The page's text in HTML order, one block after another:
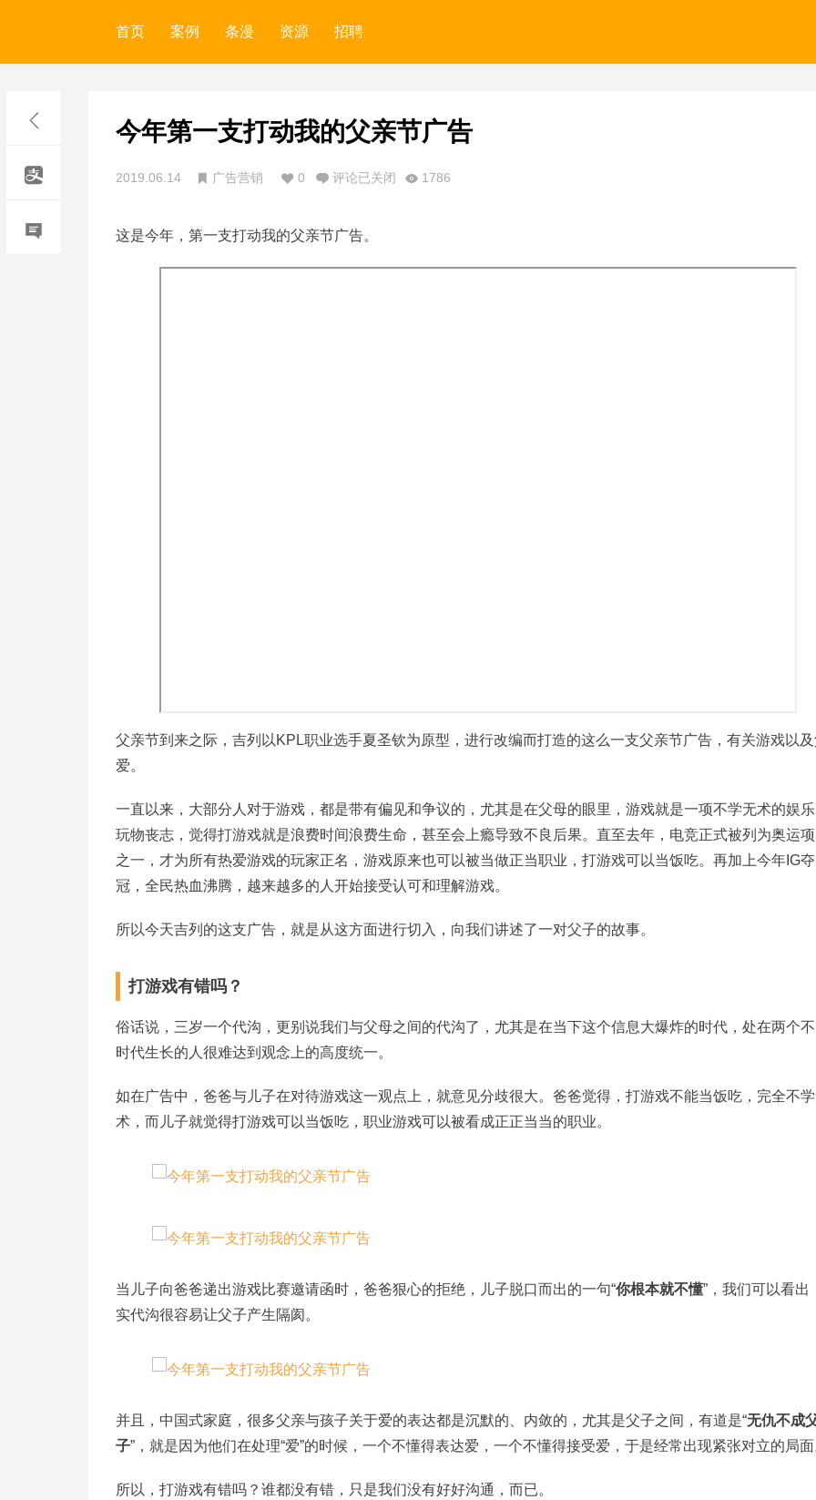
首页 案例 条漫 资源 招聘
今年第一支打动我的父亲节广告
2019.06.14 广告营销 0 评论已关闭 1786
这是今年，第一支打动我的父亲节广告。
父亲节到来之际，吉列以KPL职业选手夏圣钦为原型，进行改编而打造的这么一支父亲节广告，有关游戏以
爱。
一直以来，大部分人对于游戏，都是带有偏见和争议的，尤其是在父母的眼里，游戏就是一项不学无术的娱
玩物丧志，觉得打游戏就是浪费时间浪费生命，甚至会上瘾导致不良后果。直至去年，电竞正式被列为奥运
之一，才为所有热爱游戏的玩家正名，游戏原来也可以被当做正当职业，打游戏可以当饭吃。再加上今年IG夺
冠，全民热血沸腾，越来越多的人开始接受认可和理解游戏。
所以今天吉列的这支广告，就是从这方面进行切入，向我们讲述了一对父子的故事。
打游戏有错吗？
俗话说，三岁一个代沟，更别说我们与父母之间的代沟了，尤其是在当下这个信息大爆炸的时代，处在两个
时代生长的人很难达到观念上的高度统一。
如在广告中，爸爸与儿子在对待游戏这一观点上，就意见分歧很大。爸爸觉得，打游戏不能当饭吃，完全不
术，而儿子就觉得打游戏可以当饭吃，职业游戏可以被看成正正当当的职业。
当儿子向爸爸递出游戏比赛邀请函时，爸爸狠心的拒绝，儿子脱口而出的一句“你根本就不懂”，我们可以看出
实代沟很容易让父子产生隔阂。
并且，中国式家庭，很多父亲与孩子关于爱的表达都是沉默的、内敛的，尤其是父子之间，有道是“无仇不成
子”，就是因为他们在处理“爱”的时候，一个不懂得表达爱，一个不懂得接受爱，于是经常出现紧张对立的局
所以，打游戏有错吗？谁都没有错，只是我们没有好好沟通，而已。